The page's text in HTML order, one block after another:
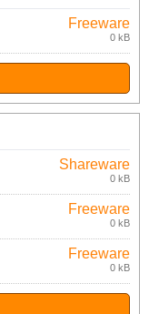
Freeware
0 kB
Shareware
0 kB
Freeware
0 kB
Freeware
(pro
nekomerční
účely)
0 kB